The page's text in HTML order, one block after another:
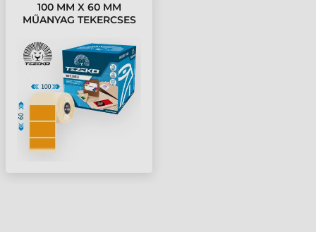
100 MM X 60 MM
MŰANYAG TEKERCSES
NARANCS ( 1000
CÍMKE/TEKERCS )